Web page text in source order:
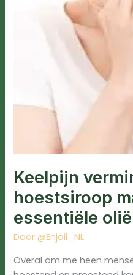
Keelpijn
hoestsiroop
essentiële
Door@Enjoil_NL
Overal om me heen